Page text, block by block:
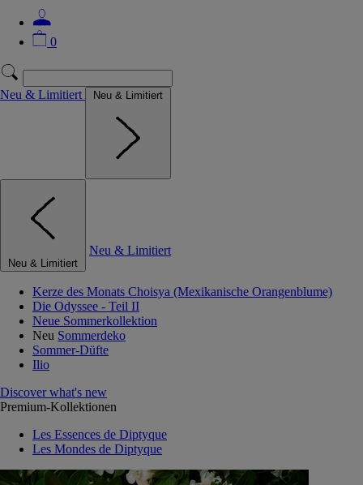
0
Neu & Limitiert Neu & Limitiert
Neu & Limitiert
Neu & Limitiert
Kerze des Monats Choisya (Mexikanische Orangenblume)
Die Odyssee - Teil II
Neue Sommerkollektion
Neu Sommerdeko
Sommer-Düfte
Ilio
Discover what's new
Premium-Kollektionen
Les Essences de Diptyque
Les Mondes de Diptyque